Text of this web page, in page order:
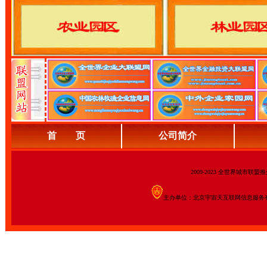
首 页 公司简介
2009-2023 全世界城市联盟
主办单位：北京宇宙天互联网信息服